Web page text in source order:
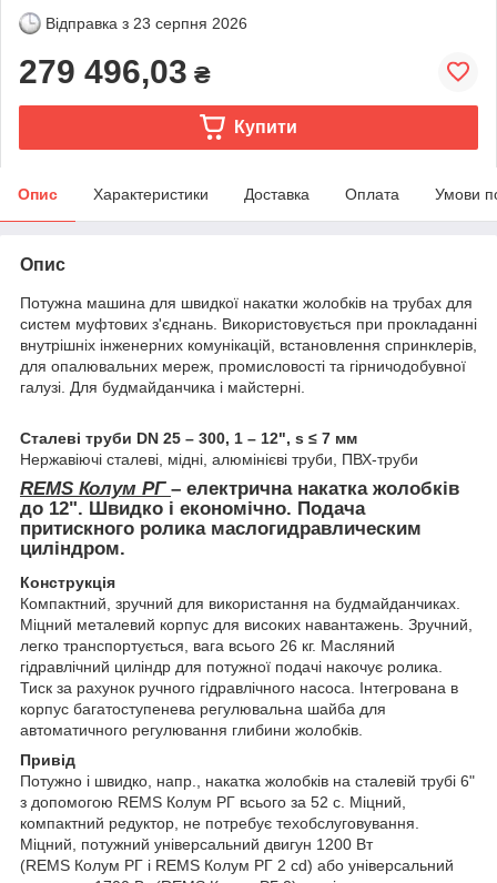
Відправка з 23 серпня 2026
279 496,03 ₴
Купити
Опис Характеристики Доставка Оплата Умови
Опис
Потужна машина для швидкої накатки жолобків на трубах для
систем муфтових з'єднань. Використовується при прокладанні
внутрішніх інженерних комунікацій, встановлення спринклерів,
для опалювальних мереж, промисловості та гірничодобувної
галузі. Для будмайданчика і майстерні.
Сталеві труби DN 25 – 300, 1 – 12", s ≤ 7 мм
Нержавіючі сталеві, мідні, алюмінієві труби, ПВХ-труби
REMS Колум РГ – електрична накатка жолобків
до 12". Швидко і економічно. Подача
притискного ролика маслогидравлическим
циліндром.
Конструкція
Компактний, зручний для використання на будмайданчиках.
Міцний металевий корпус для високих навантажень. Зручний,
легко транспортується, вага всього 26 кг. Масляний
гідравлічний циліндр для потужної подачі накочує ролика.
Тиск за рахунок ручного гідравлічного насоса. Інтегрована в
корпус багатоступенева регулювальна шайба для
автоматичного регулювання глибини жолобків.
Привід
Потужно і швидко, напр., накатка жолобків на сталевій трубі 6"
з допомогою REMS Колум РГ всього за 52 с. Міцний,
компактний редуктор, не потребує техобслуговування.
Міцний, потужний універсальний двигун 1200 Вт
(REMS Колум РГ і REMS Колум РГ 2 cd) або універсальний